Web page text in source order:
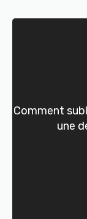
Comment
une